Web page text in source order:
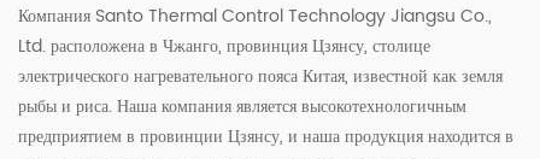
Компания Santo Thermal Control Technology Jiangsu Co.,
Ltd. расположена в Чжанго, провинция Цзянсу, столице
электрического нагревательного пояса Китая, известной как земля
рыбы и риса. Наша компания является высокотехнологичным
предприятием в провинции Цзянсу, и наша продукция находится в